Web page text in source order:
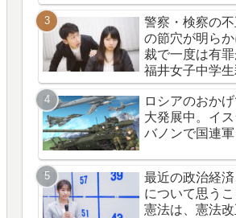
なかった中国
警察・検察の
の節穴が明ら
裁で一度は有
福井女子中学
再審の結果、
ロシアのおか
大発展中。イ
バノンで国連
最近の政治経
について思う
憲法は、憲法